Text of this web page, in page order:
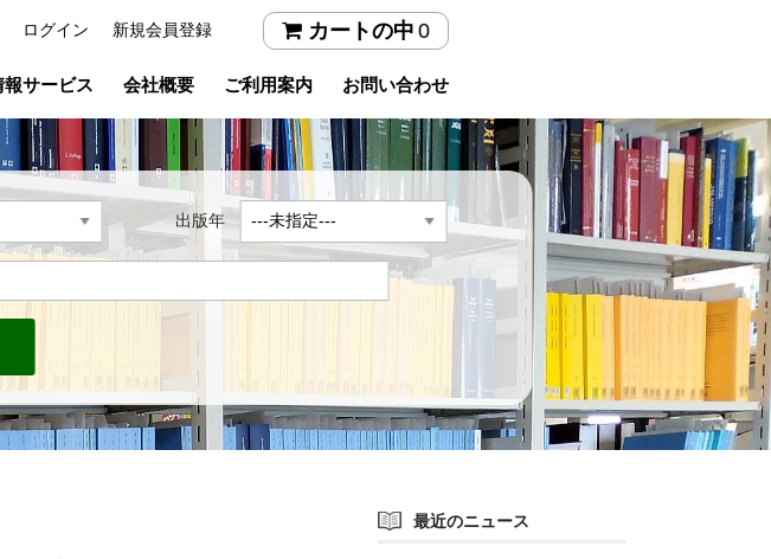
ログイン 新規会員登録 カートの中 0
報サービス 会社概要 ご利用案内 お問い合わせ
出版年
最近のニュース